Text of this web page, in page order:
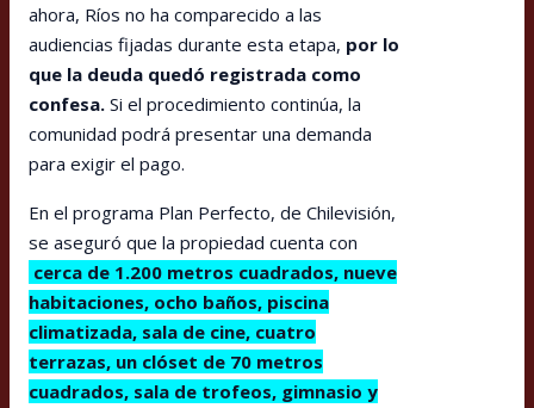
ahora, Ríos no ha comparecido a las
audiencias fijadas durante esta etapa, por lo
que la deuda quedó registrada como
confesa. Si el procedimiento continúa, la
comunidad podrá presentar una demanda
para exigir el pago.
En el programa Plan Perfecto, de Chilevisión,
se aseguró que la propiedad cuenta con
cerca de 1.200 metros cuadrados, nueve
habitaciones, ocho baños, piscina
climatizada, sala de cine, cuatro
terrazas, un clóset de 70 metros
cuadrados, sala de trofeos, gimnasio y